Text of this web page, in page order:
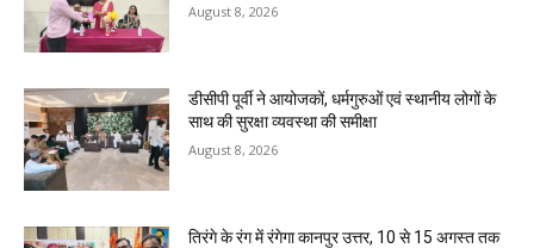
August 8, 2026
डीसीपी पूर्वी ने आयोजकों, धर्मगुरुओं एवं स्थानीय लोगों के
साथ की सुरक्षा व्यवस्था की समीक्षा
August 8, 2026
तिरंगे के रंग में रंगेगा कानपुर उत्तर, 10 से 15 अगस्त तक